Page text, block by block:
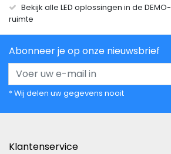
Bekijk alle LED oplossingen in de DEMO-
ruimte
Abonneer je op onze nieuwsbrief
* Wij delen uw gegevens nooit
Klantenservice